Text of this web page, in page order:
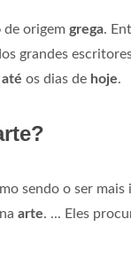
de origem grega.
grandes
até os dias de hoje.
sendo o ser
arte. ... Eles